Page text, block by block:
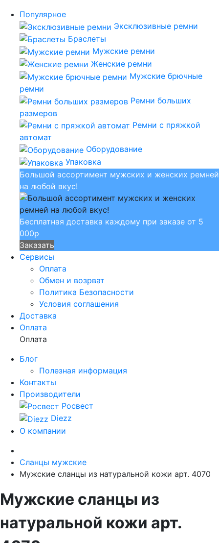
Популярное
Эксклюзивные ремни
Браслеты
Мужские ремни
Женские ремни
Мужские брючные
ремни
Ремни больших
размеров
Ремни с пряжкой
автомат
Оборудование
Упаковка
Большой ассортимент мужских и женских ремней
на любой вкус!
Бесплатная доставка каждому при заказе от 5
000р
Заказать
Сервисы
Оплата
Обмен и возрват
Политика Безопасности
Условия соглашения
Доставка
Оплата
Оплата
Блог
Полезная информация
Контакты
Производители
Росвест
Diezz
О компании
Сланцы мужские
Мужские сланцы из натуральной кожи арт. 4070
Мужские сланцы из
натуральной кожи арт.